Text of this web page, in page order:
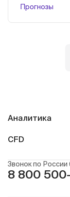
Прогнозы
Аналитика
CFD
Звонок по
8 800